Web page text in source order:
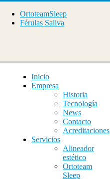
OrtoteamSleep
Férulas Saliva
Inicio
Empresa
Historia
Tecnología
News
Contacto
Acreditaciones
Servicios
Alineador
estético
Ortoteam
Sleep